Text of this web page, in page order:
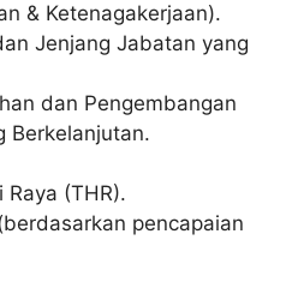
& Ketenagakerjaan).
Jenjang Jabatan yang
dan Pengembangan
Berkelanjutan.
Raya (THR).
pencapaian